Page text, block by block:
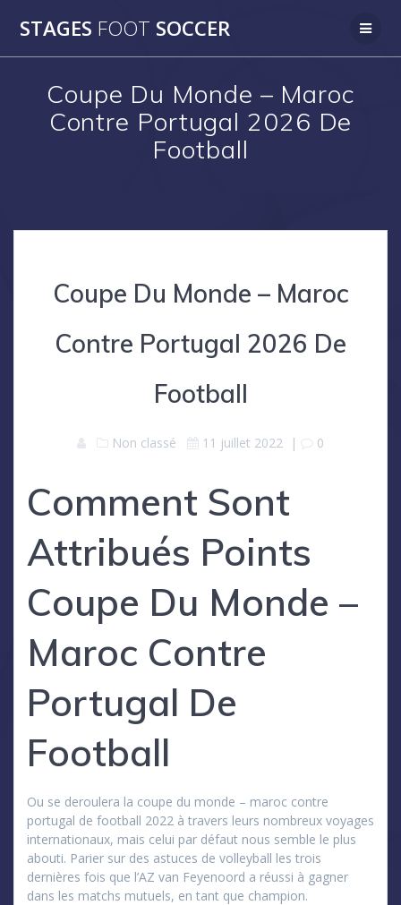
to
STAGES FOOT SOCCER
Coupe Du Monde – Maroc
Contre Portugal 2026 De
Football
Coupe Du Monde – Maroc
Contre Portugal 2026 De
Football
Non classé 11 juillet 2022 | 0
Comment Sont
Attribués Points
Coupe Du Monde –
Maroc Contre
Portugal De
Football
Ou se deroulera la coupe du monde – maroc contre
portugal de football 2022 à travers leurs nombreux voyages
internationaux, mais celui par défaut nous semble le plus
abouti. Parier sur des astuces de volleyball les trois
dernières fois que l’AZ van Feyenoord a réussi à gagner
dans les matchs mutuels, en tant que champion.